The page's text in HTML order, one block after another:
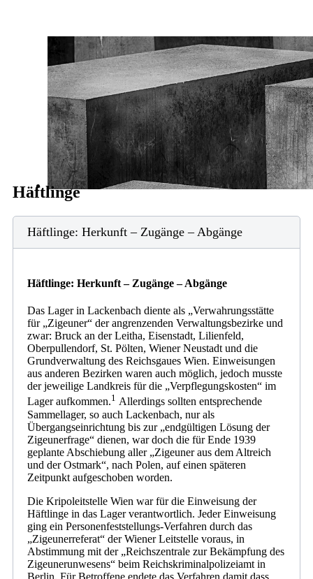
Häftlinge
Häftlinge: Herkunft – Zugänge – Abgänge
Häftlinge: Herkunft – Zugänge – Abgänge
Das Lager in Lackenbach diente als „Verwahrungsstätte
für „Zigeuner“ der angrenzenden Verwaltungsbezirke und
zwar: Bruck an der Leitha, Eisenstadt, Lilienfeld,
Oberpullendorf, St. Pölten, Wiener Neustadt und die
Grundverwaltung des Reichsgaues Wien. Einweisungen
aus anderen Bezirken waren auch möglich, jedoch musste
der jeweilige Landkreis für die „Verpflegungskosten“ im
Lager aufkommen.1 Allerdings sollten entsprechende
Sammellager, so auch Lackenbach, nur als
Übergangseinrichtung bis zur „endgültigen Lösung der
Zigeunerfrage“ dienen, war doch die für Ende 1939
geplante Abschiebung aller „Zigeuner aus dem Altreich
und der Ostmark“, nach Polen, auf einen späteren
Zeitpunkt aufgeschoben worden.
Die Kripoleitstelle Wien war für die Einweisung der
Häftlinge in das Lager verantwortlich. Jeder Einweisung
ging ein Personenfeststellungs-Verfahren durch das
„Zigeunerreferat“ der Wiener Leitstelle voraus, in
Abstimmung mit der „Reichszentrale zur Bekämpfung des
Zigeunerunwesens“ beim Reichskriminalpolizeiamt in
Berlin. Für Betroffene endete das Verfahren damit dass